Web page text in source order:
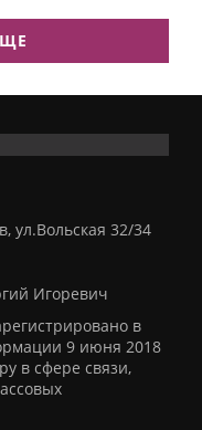
ул.Вольская 32/34
Игоревич
в
9 июня 2018
в сфере связи,